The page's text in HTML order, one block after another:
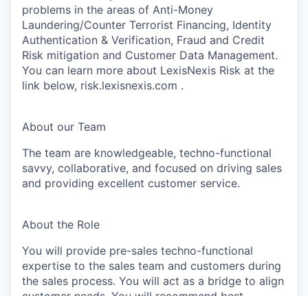
problems in the areas of Anti-Money
Laundering/Counter Terrorist Financing, Identity
Authentication & Verification, Fraud and Credit
Risk mitigation and Customer Data Management.
You can learn more about LexisNexis Risk at the
link below, risk.lexisnexis.com .
About our Team
The team are knowledgeable, techno-functional
savvy, collaborative, and focused on driving sales
and providing excellent customer service.
About the Role
You will provide pre-sales techno-functional
expertise to the sales team and customers during
the sales process. You will act as a bridge to align